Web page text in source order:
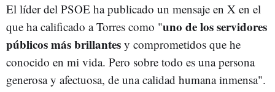
El líder del PSOE ha publicado un mensaje en X en el
que ha calificado a Torres como "uno de los servidores
públicos más brillantes y comprometidos que he
conocido en mi vida. Pero sobre todo es una persona
generosa y afectuosa, de una calidad humana inmensa".